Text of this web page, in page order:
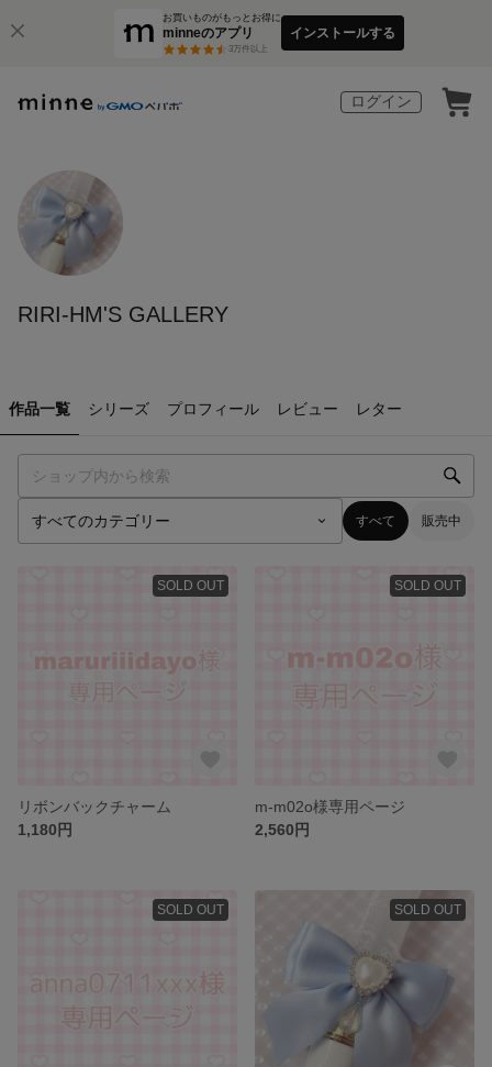
お買いものがもっとお得に
minneのアプリ
3万件以上
インストールする
ログイン
RIRI-HM'S GALLERY
作品一覧 シリーズ プロフィール レビュー レター
すべて 販売中
SOLD OUT
リボンバックチャーム
1,180円
SOLD OUT
m-m02o様専用ページ
2,560円
SOLD OUT SOLD OUT